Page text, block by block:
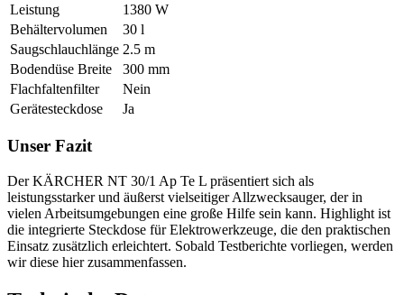
Leistung
1380 W
Behältervolumen
30 l
Saugschlauchlänge 2.5 m
Bodendüse Breite
300 mm
Flachfaltenfilter
Nein
Gerätesteckdose
Ja
Unser Fazit
Der KÄRCHER NT 30/1 Ap Te L präsentiert sich als
leistungsstarker und äußerst vielseitiger Allzwecksauger, der in
vielen Arbeitsumgebungen eine große Hilfe sein kann. Highlight ist
die integrierte Steckdose für Elektrowerkzeuge, die den praktischen
Einsatz zusätzlich erleichtert. Sobald Testberichte vorliegen, werden
wir diese hier zusammenfassen.